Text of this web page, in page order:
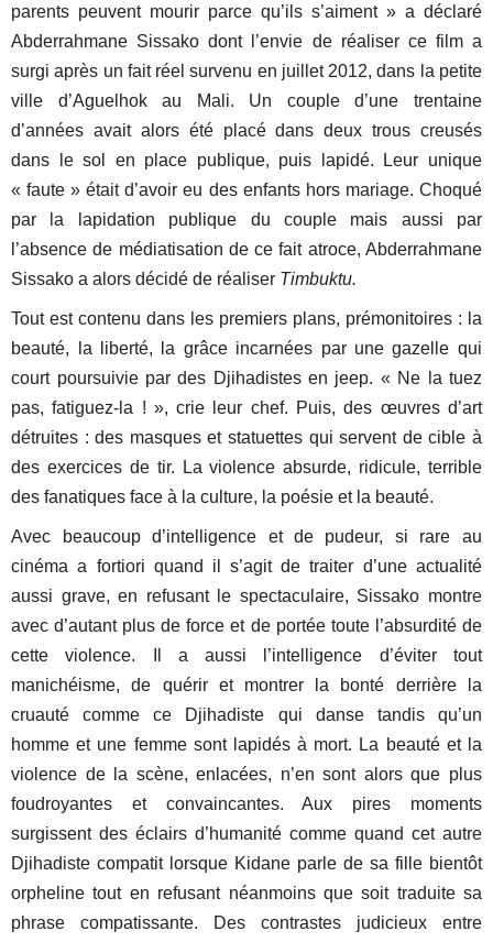
parents peuvent mourir parce qu’ils s’aiment » a déclaré
Abderrahmane Sissako dont l’envie de réaliser ce film a
surgi après un fait réel survenu en juillet 2012, dans la petite
ville d’Aguelhok au Mali. Un couple d’une trentaine
d’années avait alors été placé dans deux trous creusés
dans le sol en place publique, puis lapidé. Leur unique
« faute » était d’avoir eu des enfants hors mariage. Choqué
par la lapidation publique du couple mais aussi par
l’absence de médiatisation de ce fait atroce, Abderrahmane
Sissako a alors décidé de réaliser Timbuktu.
Tout est contenu dans les premiers plans, prémonitoires : la
beauté, la liberté, la grâce incarnées par une gazelle qui
court poursuivie par des Djihadistes en jeep. « Ne la tuez
pas, fatiguez-la ! », crie leur chef. Puis, des œuvres d’art
détruites : des masques et statuettes qui servent de cible à
des exercices de tir. La violence absurde, ridicule, terrible
des fanatiques face à la culture, la poésie et la beauté.
Avec beaucoup d’intelligence et de pudeur, si rare au
cinéma a fortiori quand il s’agit de traiter d’une actualité
aussi grave, en refusant le spectaculaire, Sissako montre
avec d’autant plus de force et de portée toute l’absurdité de
cette violence. Il a aussi l’intelligence d’éviter tout
manichéisme, de quérir et montrer la bonté derrière la
cruauté comme ce Djihadiste qui danse tandis qu’un
homme et une femme sont lapidés à mort. La beauté et la
violence de la scène, enlacées, n’en sont alors que plus
foudroyantes et convaincantes. Aux pires moments
surgissent des éclairs d’humanité comme quand cet autre
Djihadiste compatit lorsque Kidane parle de sa fille bientôt
orpheline tout en refusant néanmoins que soit traduite sa
phrase compatissante. Des contrastes judicieux entre